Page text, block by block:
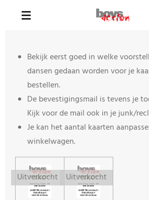
hoofdinhoud
Bekijk eerst goed in welke
dansen gedaan worden voor je
bestellen.
De bevestigingsmail is tevens je
Kijk voor de mail ook in je junk/
Je kan het aantal kaarten
winkelwagen.
Uitverkocht Uitverkocht